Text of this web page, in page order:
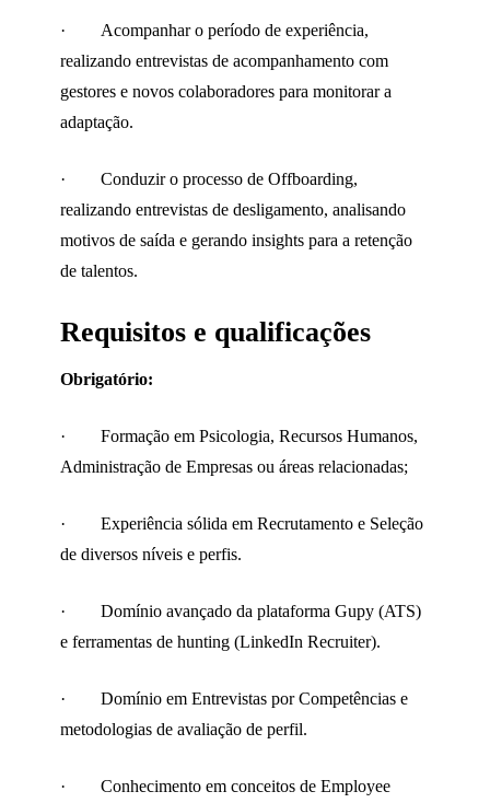
· Acompanhar o período de experiência,
realizando entrevistas de acompanhamento com
gestores e novos colaboradores para monitorar a
adaptação.
· Conduzir o processo de Offboarding,
realizando entrevistas de desligamento, analisando
motivos de saída e gerando insights para a retenção
de talentos.
Requisitos e qualificações
Obrigatório:
· Formação em Psicologia, Recursos Humanos,
Administração de Empresas ou áreas relacionadas;
· Experiência sólida em Recrutamento e Seleção
de diversos níveis e perfis.
· Domínio avançado da plataforma Gupy (ATS)
e ferramentas de hunting (LinkedIn Recruiter).
· Domínio em Entrevistas por Competências e
metodologias de avaliação de perfil.
· Conhecimento em conceitos de Employee